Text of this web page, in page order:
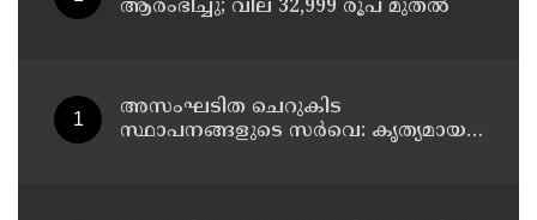
ആരംഭിച്ചു; വില 32,999 രൂപ മുതൽ
അസംഘടിത ചെറുകിട
സ്ഥാപനങ്ങളുടെ സർവെ: കൃത്യമായ